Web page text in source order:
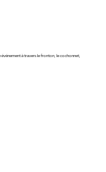
à travers le fronton, le cochonnet,